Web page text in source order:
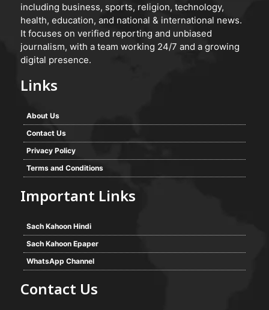
including business, sports, religion, technology,
health, education, and national & international news.
It focuses on verified reporting and unbiased
journalism, with a team working 24/7 and a growing
digital presence.
Links
About Us
Contact Us
Privacy Policy
Terms and Conditions
Important Links
Sach Kahoon Hindi
Sach Kahoon Epaper
WhatsApp Channel
Contact Us